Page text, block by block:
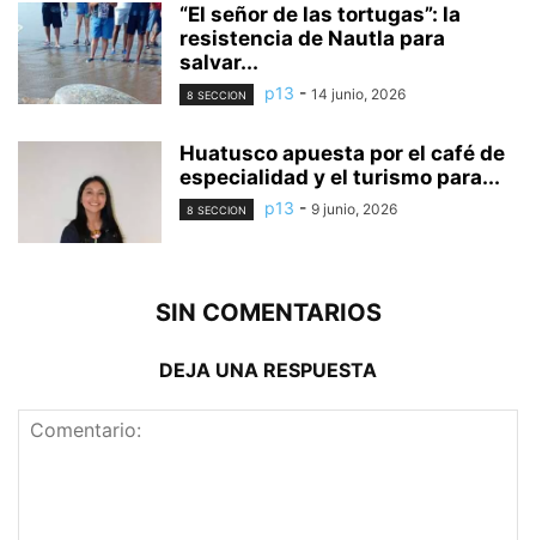
“El señor de las tortugas”: la
resistencia de Nautla para
salvar...
8 SECCION p13 - 14 junio, 2026
Huatusco apuesta por el café de
especialidad y el turismo para...
8 SECCION p13 - 9 junio, 2026
SIN COMENTARIOS
DEJA UNA RESPUESTA